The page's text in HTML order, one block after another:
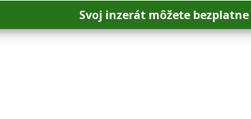
Svoj inzerát môžete